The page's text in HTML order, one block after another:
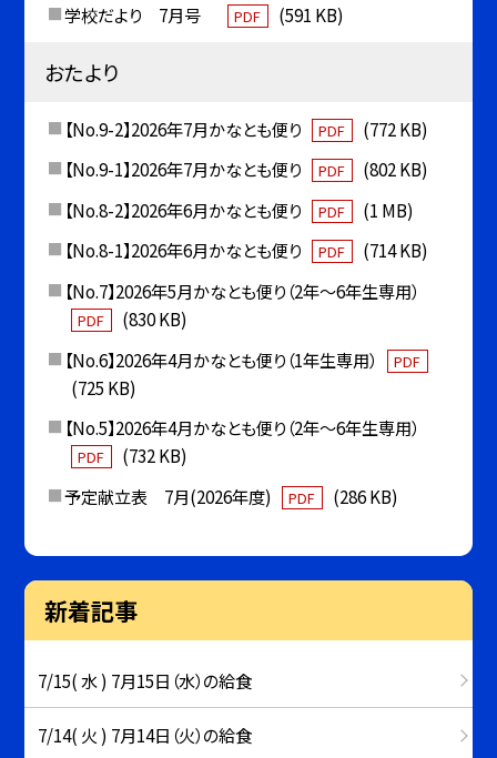
学校だより 7月号
PDF (591 KB)
おたより
【No.9-2】2026年7月かなとも便り PDF
(772 KB)
【No.9-1】2026年7月かなとも便り
PDF
(802 KB)
【No.8-2】2026年6月かなとも便り
PDF
(1 MB)
【No.8-1】2026年6月かなとも便り
PDF
(714 KB)
【No.7】2026年5月かなとも便り（2年〜6年生専用）
PDF
(830 KB)
【No.6】2026年4月かなとも便り（1年生専用）
PDF
(725 KB)
【No.5】2026年4月かなとも便り（2年〜6年生専用）
PDF
(732 KB)
予定献立表 7月(2026年度)
PDF (286 KB)
新着記事
7/15( 水 ) 7月15日（水）の給食
7/14( 火 ) 7月14日（火）の給食